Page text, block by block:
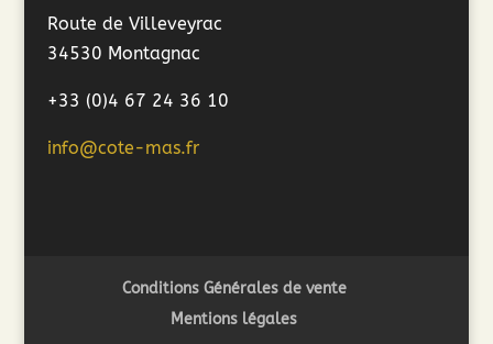
Route de Villeveyrac
34530 Montagnac
+33 (0)4 67 24 36 10
info@cote-mas.fr
Conditions Générales de vente
Mentions légales